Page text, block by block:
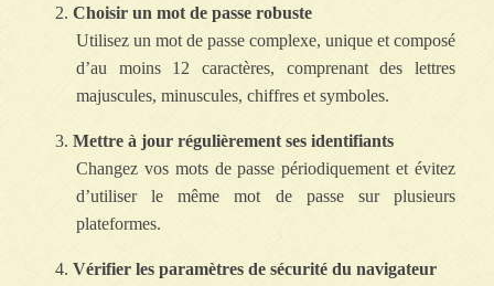
Choisir un mot de passe robuste
Utilisez un mot de passe complexe, unique et composé
d’au moins 12 caractères, comprenant des lettres
majuscules, minuscules, chiffres et symboles.
Mettre à jour régulièrement ses identifiants
Changez vos mots de passe périodiquement et évitez
d’utiliser le même mot de passe sur plusieurs
plateformes.
Vérifier les paramètres de sécurité du navigateur